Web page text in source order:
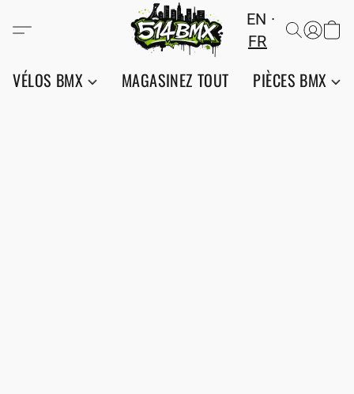
EN
FR
VÉLOS BMX MAGASINEZ TOUT PIÈCES BMX